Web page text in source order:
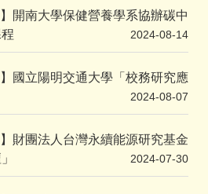
開南大學保健營養學系協辦碳中
2024-08-14
】國立陽明交通大學「校務研究應
2024-08-07
財團法人台灣永續能源研究基金
2024-07-30